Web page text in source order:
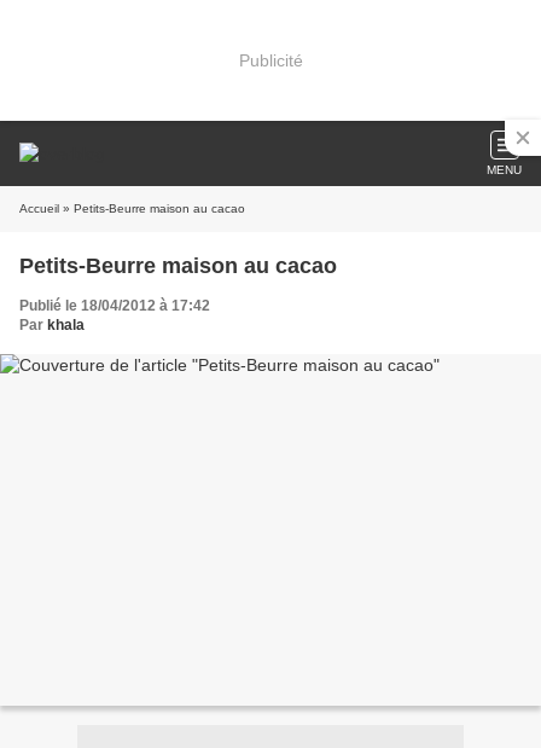
Publicité
MENU
Accueil » Petits-Beurre maison au cacao
Petits-Beurre maison au cacao
Publié le 18/04/2012 à 17:42
Par khala